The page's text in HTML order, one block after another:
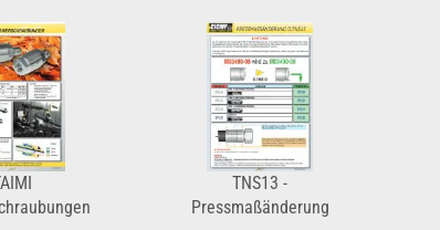
TNS13 -
Pressmaßänderung